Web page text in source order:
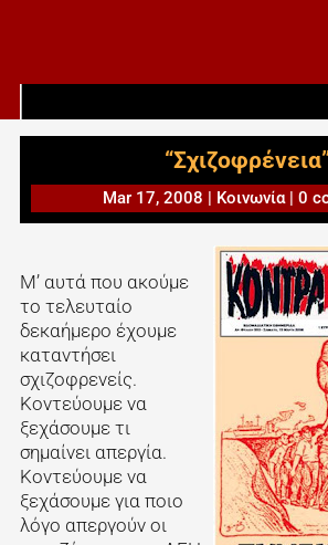
Mar 17, 2008 | Κοινωνία| 0
Μ’ αυτά που ακούμε
το τελευταίο
δεκαήμερο έχουμε
καταντήσει
σχιζοφρενείς.
Κοντεύουμε να
ξεχάσουμε τι
σημαίνει απεργία.
Κοντεύουμε να
ξεχάσουμε για ποιο
λόγο απεργούν οι